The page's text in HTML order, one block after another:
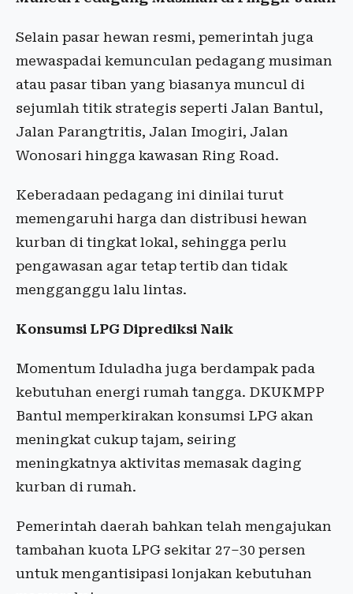
Selain pasar hewan resmi, pemerintah juga
mewaspadai kemunculan pedagang musiman
atau pasar tiban yang biasanya muncul di
sejumlah titik strategis seperti Jalan Bantul,
Jalan Parangtritis, Jalan Imogiri, Jalan
Wonosari hingga kawasan Ring Road.
Keberadaan pedagang ini dinilai turut
memengaruhi harga dan distribusi hewan
kurban di tingkat lokal, sehingga perlu
pengawasan agar tetap tertib dan tidak
mengganggu lalu lintas.
Konsumsi LPG Diprediksi Naik
Momentum Iduladha juga berdampak pada
kebutuhan energi rumah tangga. DKUKMPP
Bantul memperkirakan konsumsi LPG akan
meningkat cukup tajam, seiring
meningkatnya aktivitas memasak daging
kurban di rumah.
Pemerintah daerah bahkan telah mengajukan
tambahan kuota LPG sekitar 27–30 persen
untuk mengantisipasi lonjakan kebutuhan